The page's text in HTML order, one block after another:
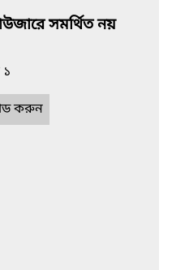
সমর্থিত নয়
করুন